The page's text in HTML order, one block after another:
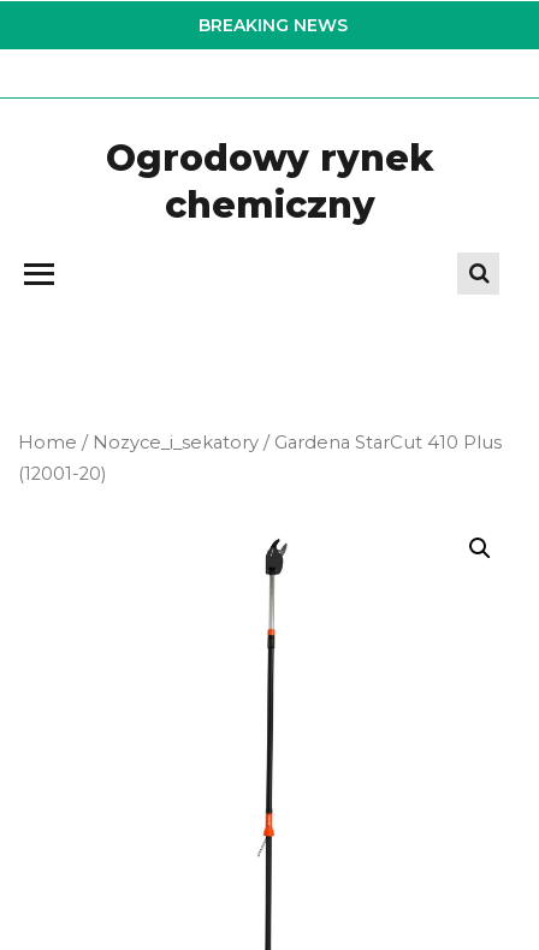
to
BREAKING NEWS
Ogrodowy rynek
chemiczny
Home / Nozyce_i_sekatory / Gardena StarCut 410 Plus
(12001-20)